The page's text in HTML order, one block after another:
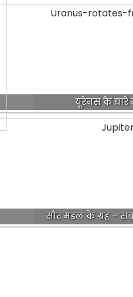
यूरेनस के बारे
सौर मंडल के ग्रह –